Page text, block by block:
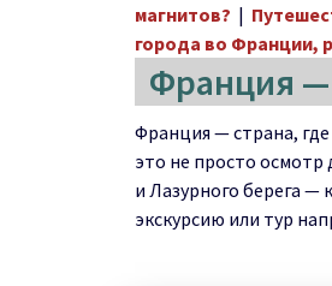
магнитов? |
города во Франции,
Франция —
Франция — страна,
это не просто
и Лазурного берега
экскурсию или тур